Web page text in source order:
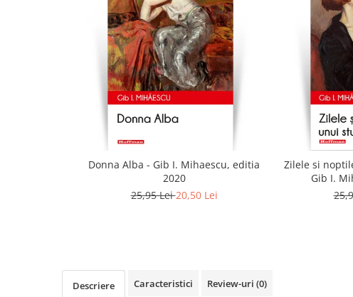
Donna Alba - Gib I. Mihaescu, editia
2020
25,95 Lei20,50 Lei
Zilele si
Gib I.
Descriere Caracteristici Review-uri (0)